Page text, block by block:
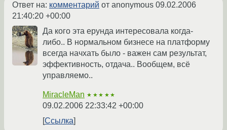
Ответ на: комментарий от anonymous 09.02.2006
21:40:20 +00:00
Да кого эта ерунда интересовала когда-
либо.. В нормальном бизнесе на платформу
всегда начхать было - важен сам результат,
эффективность, отдача.. Вообщем, всё
управляемо..
MiracleMan ★★★★★
09.02.2006 22:33:42 +00:00
Ссылка